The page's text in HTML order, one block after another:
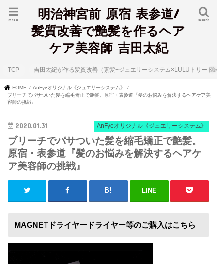
明治神宮前 原宿 表参道/
髪質改善で艶髪を作るヘア
ケア美容師 吉田太紀
search
menu
TOP 吉田太紀が作る髪質改善（素髪+ジュエリーシステム×LULUトリート
HOME
AnFyeオリジナル《ジュエリーシステム》
ブリーチでパサついた髪を縮毛矯正で艶髪。原宿・表参道『髪のお悩みを解決するヘアケア美
容師の挑戦』
AnFyeオリジナル《ジュエリーシステム》
2020.01.31
ブリーチでパサついた髪を縮毛矯正で艶髪。
原宿・表参道『髪のお悩みを解決するヘアケ
ア美容師の挑戦』
LINE
MAGNETドライヤードライヤー等のご購入はこちら